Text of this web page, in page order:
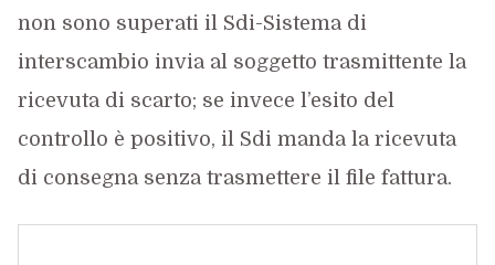
non sono superati il Sdi-Sistema di
interscambio invia al soggetto trasmittente la
ricevuta di scarto; se invece l’esito del
controllo è positivo, il Sdi manda la ricevuta
di consegna senza trasmettere il file fattura.